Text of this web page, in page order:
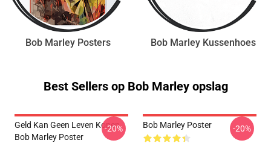
Bob Marley Posters Bob Marley Kussenhoes
Best Sellers op Bob Marley opslag
Geld Kan Geen Leven Kopen
Bob Marley Poster
-20% Bob Marley Poster -20%